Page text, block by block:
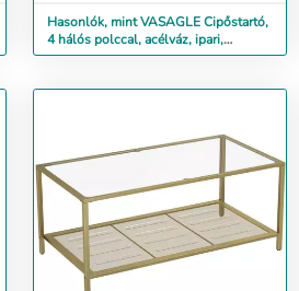
Hasonlók, mint VASAGLE Cipőstartó,
4 hálós polccal, acélváz, ipari,
30x100x92cm,...